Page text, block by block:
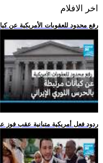
اخر الافلام
.. رفع محدود للعقوبات الأمريكية عن
.. ردود فعل أمريكية متبانية عقب فوز